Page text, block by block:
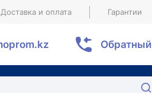
Доставка и оплата Гарантии
Обратный